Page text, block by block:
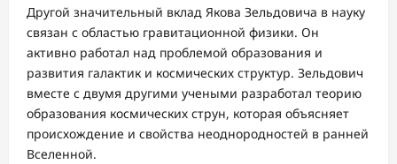
Другой значительный вклад Якова Зельдовича в науку
связан с областью гравитационной физики. Он
активно работал над проблемой образования и
развития галактик и космических структур. Зельдович
вместе с двумя другими учеными разработал теорию
образования космических струн, которая объясняет
происхождение и свойства неоднородностей в ранней
Вселенной.